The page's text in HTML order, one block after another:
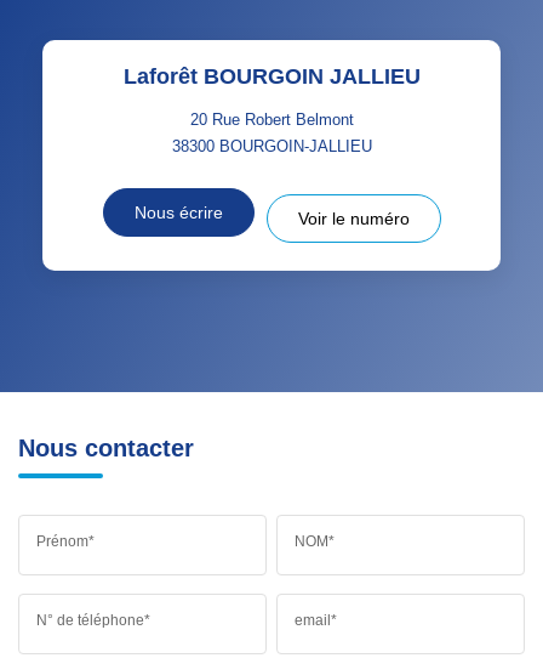
Laforêt BOURGOIN JALLIEU
20 Rue Robert Belmont
38300 BOURGOIN-JALLIEU
Nous écrire Voir le numéro
Nous contacter
Prénom* NOM*
N° de téléphone* email*